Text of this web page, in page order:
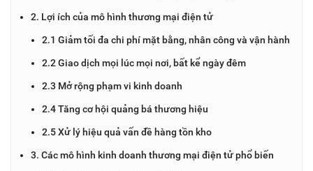
2. Lợi ích của mô hình thương mại điện tử
2.1 Giảm tối đa chi phí mặt bằng, nhân công và vận hành
2.2 Giao dịch mọi lúc mọi nơi, bất kể ngày đêm
2.3 Mở rộng phạm vi kinh doanh
2.4 Tăng cơ hội quảng bá thương hiệu
2.5 Xử lý hiệu quả vấn đề hàng tồn kho
3. Các mô hình kinh doanh thương mại điện tử phổ biến